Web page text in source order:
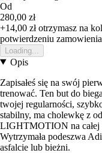
Od
280,00 zł
+14,00 złotrzymasz na
potwierdzeniu zamowienia
Loading...
Opis
Zapisałeś się na swój
trenować. Ten but do
twojej regularności,
stabilny, ma cholewkę z
LIGHTMOTION na całej
Wytrzymała podeszwa
asfalcie lub bieżni.